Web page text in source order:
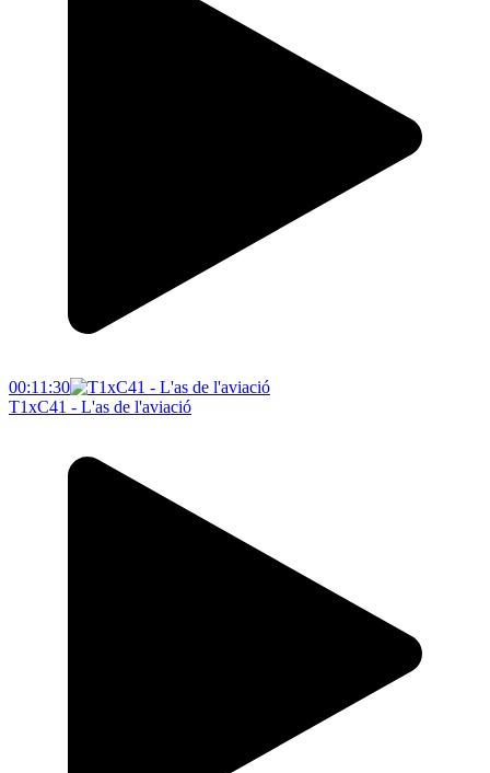
00:11:30
T1xC41 - L'as de l'aviació